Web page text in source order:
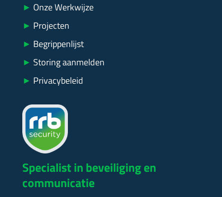
► Onze Werkwijze
► Projecten
► Begrippenlijst
► Storing aanmelden
► Privacybeleid
Specialist in beveiliging en
communicatie